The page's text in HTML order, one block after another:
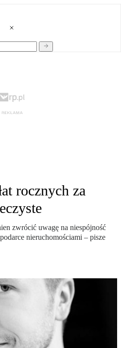
rocznych za
zwrócić uwagę na niespójność
nieruchomościami – pisze